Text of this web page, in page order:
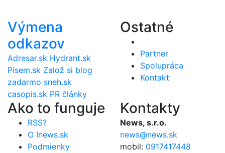
Výmena
odkazov
Adresar.sk Hydrant.sk
Pisem.sk Založ si blog
zadarmo sneh.sk
casopis.sk PR články
Ostatné
Partner
Spolupráca
Kontakt
Ako to funguje
RSS?
O Inews.sk
Podmienky
Kontakty
News, s.r.o.
news@news.sk
mobil: 0917417448